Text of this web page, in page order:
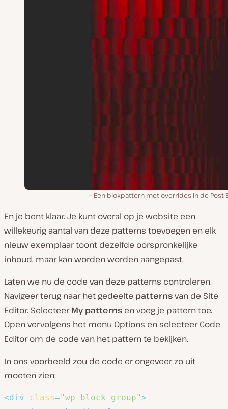
Een blokpattern met overrides in de Post
En je bent klaar. Je kunt overal op je website een
willekeurig aantal van deze patterns toevoegen en elk
nieuw exemplaar toont dezelfde oorspronkelijke
inhoud, maar kan worden worden aangepast.
Laten we nu de code van deze patterns controleren.
Navigeer terug naar het gedeelte patternsvan de Site
Editor. SelecteerMy patterns en voeg je pattern toe.
Open vervolgens het menu Options en selecteer Code
Editor om de code van het pattern te bekijken.
In ons voorbeeld zou de code er ongeveer zo uit
moeten zien:
<div class="wp-block-group">